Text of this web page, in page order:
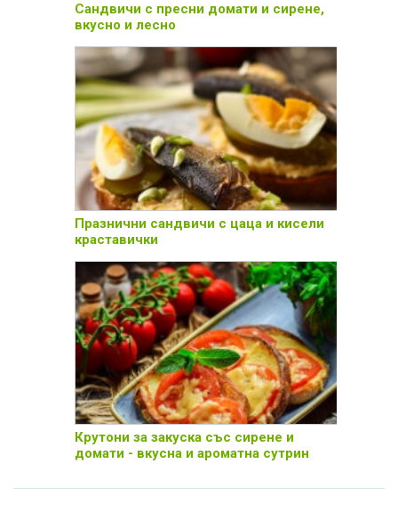
Сандвичи с пресни домати и сирене,
вкусно и лесно
Празнични сандвичи с цаца и кисели
краставички
Крутони за закуска със сирене и
домати - вкусна и ароматна сутрин